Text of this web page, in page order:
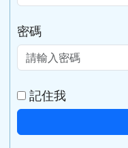
記住我
學校地址：32847